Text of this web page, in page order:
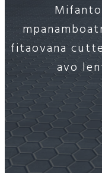
fitaovana
avo